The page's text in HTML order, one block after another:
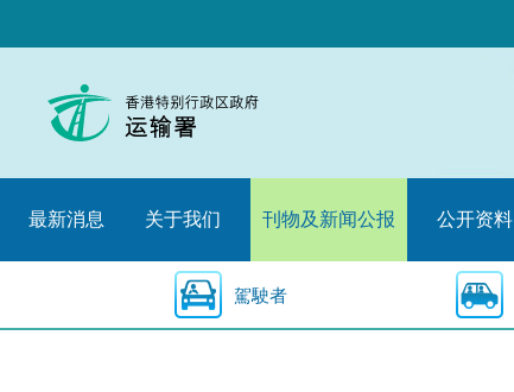
至
始
最新消息 关于我们 刊物及新闻公报 公开资料
駕駛者